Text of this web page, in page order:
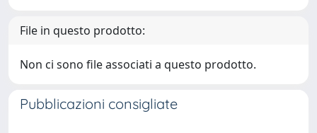
File in questo prodotto:
Non ci sono file associati a questo prodotto.
Pubblicazioni consigliate